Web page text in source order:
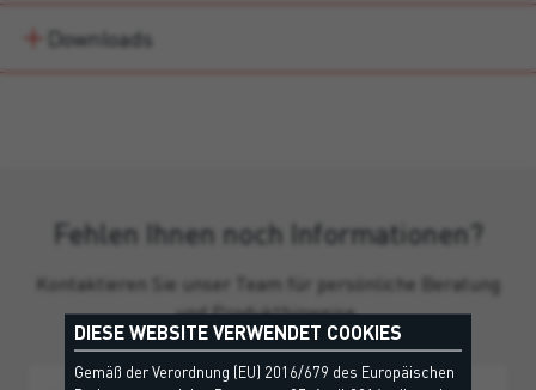
Downloads
Fehlen Ihnen noch Informationen?
Kontaktieren Sie unser Team für persönliche Beratung
und Produkthinweise.
DIESE WEBSITE VERWENDET COOKIES
Gemäß der Verordnung (EU) 2016/679 des Europäischen